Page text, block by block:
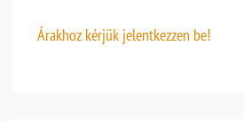
Árakhoz kérjük jelentkezzen be!